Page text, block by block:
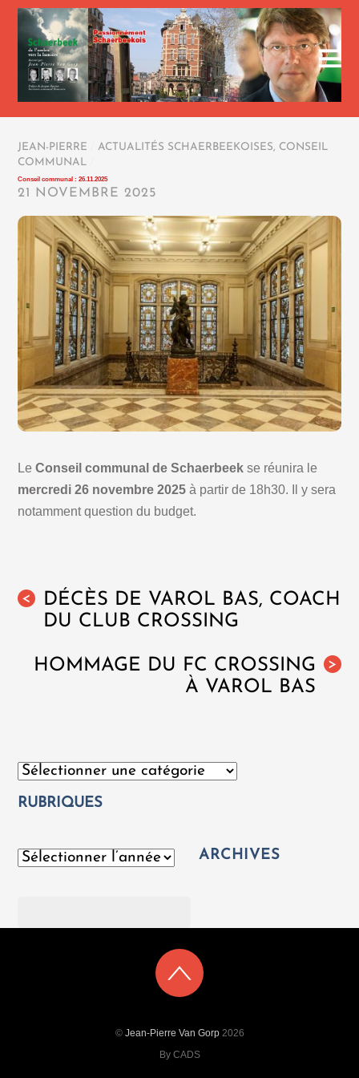
JEAN-PIERRE ACTUALITÉS SCHAERBEEKOISES, CONSEIL
COMMUNAL
Conseil communal : 26.11.2025
21 NOVEMBRE 2025
Le Conseil communal de Schaerbeek se réunira le
mercredi 26 novembre 2025 à partir de 18h30. Il y sera
notamment question du budget.
<
DÉCÈS DE VAROL BAS, COACH
DU CLUB CROSSING
>
HOMMAGE DU FC CROSSING
À VAROL BAS
Catégories
RUBRIQUES
Archives ARCHIVES
© Jean-Pierre Van Gorp2026
By CADS